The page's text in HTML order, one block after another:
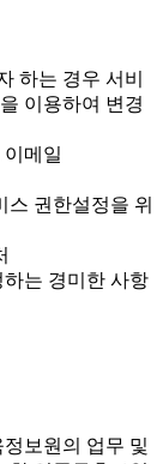
하는 경우 서비
이용하여 변경
메일
권한설정을 위
는 경미한 사항
보원의 업무 및